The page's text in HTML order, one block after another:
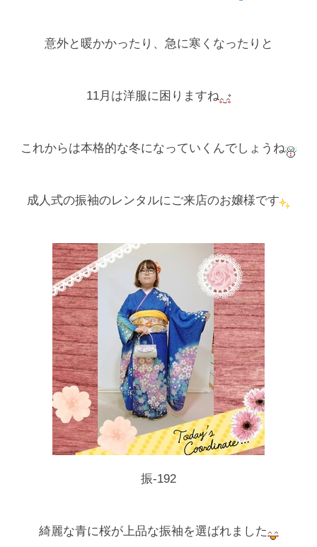
意外と暖かかったり、急に寒くなったりと
11月は洋服に困りますね
これからは本格的な冬になっていくんでしょうね
成人式の振袖のレンタルにご来店のお嬢様です
振-192
綺麗な青に桜が上品な振袖を選ばれました